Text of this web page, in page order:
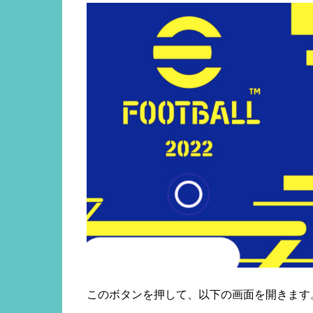
このボタンを押して、以下の画面を開きます